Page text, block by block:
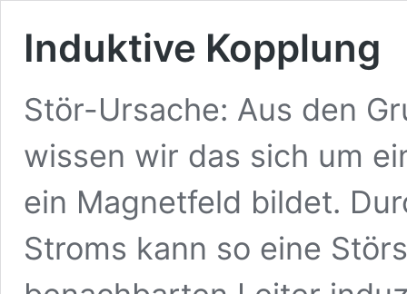
Induktive Kopplung
Stör-Ursache: Aus den
wissen wir das sich um
ein Magnetfeld bildet.
Stroms kann so eine